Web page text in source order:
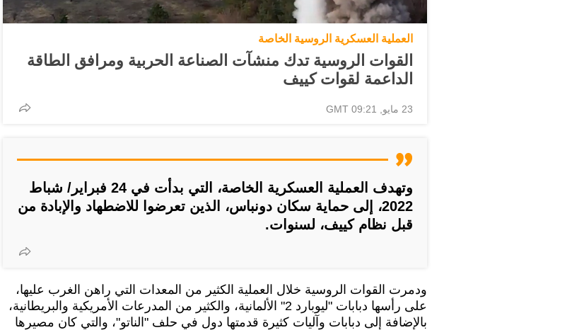
العملية العسكرية الروسية الخاصة
القوات الروسية تدك منشآت الصناعة الحربية ومرافق الطاقة
الداعمة لقوات كييف
23 مايو, 09:21 GMT
وتهدف العملية العسكرية الخاصة، التي بدأت في 24 فبراير/ شباط
2022، إلى حماية سكان دونباس، الذين تعرضوا للاضطهاد والإبادة من
قبل نظام كييف، لسنوات.
ودمرت القوات الروسية خلال العملية الكثير من المعدات التي راهن الغرب عليها،
على رأسها دبابات "ليوبارد 2" الألمانية، والكثير من المدرعات الأمريكية والبريطانية،
بالإضافة إلى دبابات وآليات كثيرة قدمتها دول في حلف "الناتو"، والتي كان مصيرها